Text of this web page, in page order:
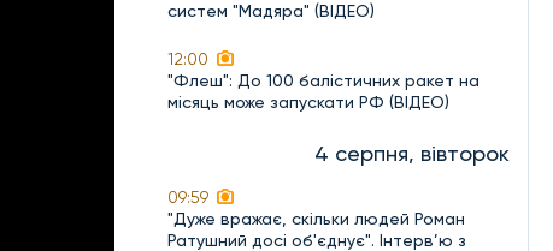
систем "Мадяра" (ВІДЕО)
12:00
"Флеш": До 100 балістичних ракет на
місяць може запускати РФ (ВІДЕО)
4 серпня, вівторок
09:59
"Дуже вражає, скільки людей Роман
Ратушний досі об'єднує". Інтерв’ю з